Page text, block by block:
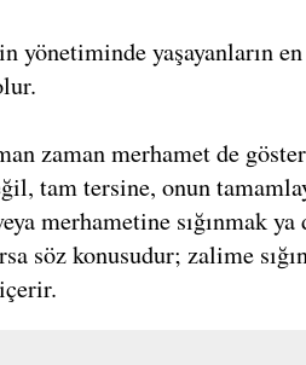
yönetiminde yaşayanların
zaman merhamet de
tam tersine, onun
merhametine sığınmak
söz konusudur; zalime